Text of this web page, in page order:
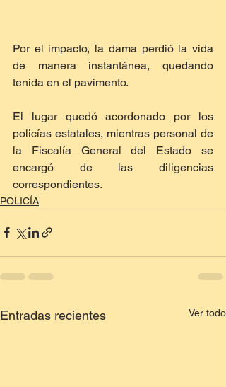
Por el impacto, la dama perdió la vida
de manera instantánea, quedando
tenida en el pavimento.
El lugar quedó acordonado por los
policías estatales, mientras personal de
la Fiscalía General del Estado se
encargó de las diligencias
correspondientes.
POLICÍA
Entradas recientes Ver todo